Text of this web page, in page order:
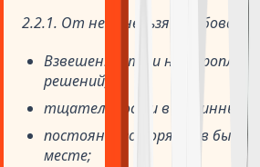
2.2.1. От него нельзя
Взвешенности и
решений;
тщательности в рутинных
постоянного порядка в быту
месте;